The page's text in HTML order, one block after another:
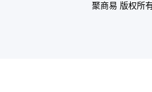
聚商易 版权所